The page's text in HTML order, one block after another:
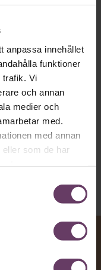
anpassa innehållet
funktioner
trafik. Vi
och annan
medier och
med.
med annan
som de har
förvandlar
– vara
till